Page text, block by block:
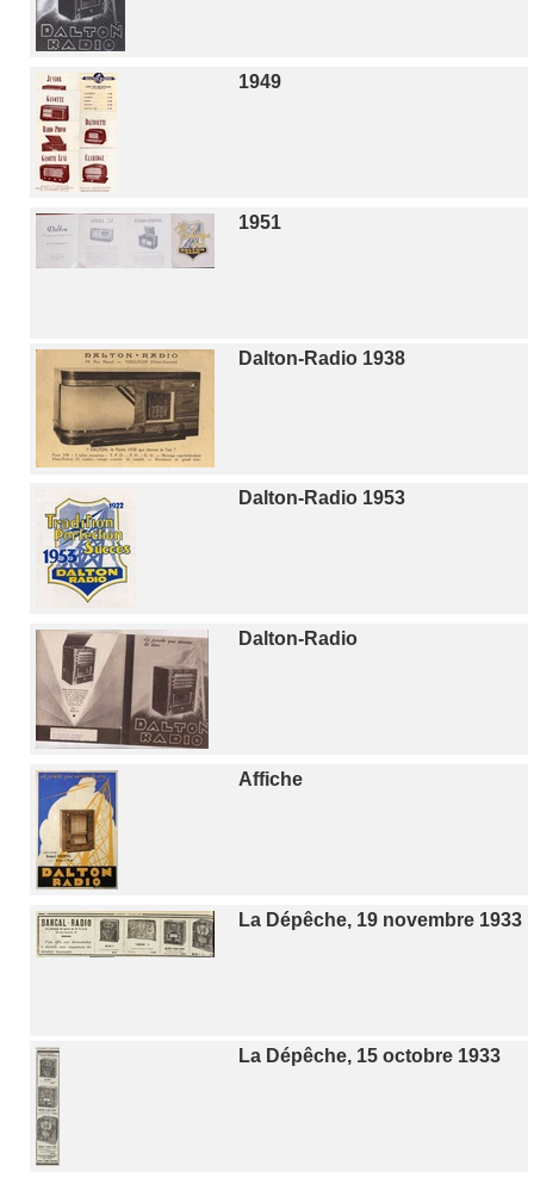
1949
1951
Dalton-Radio 1938
Dalton-Radio 1953
Dalton-Radio
Affiche
La Dépêche, 19 novembre 1933
La Dépêche, 15 octobre 1933